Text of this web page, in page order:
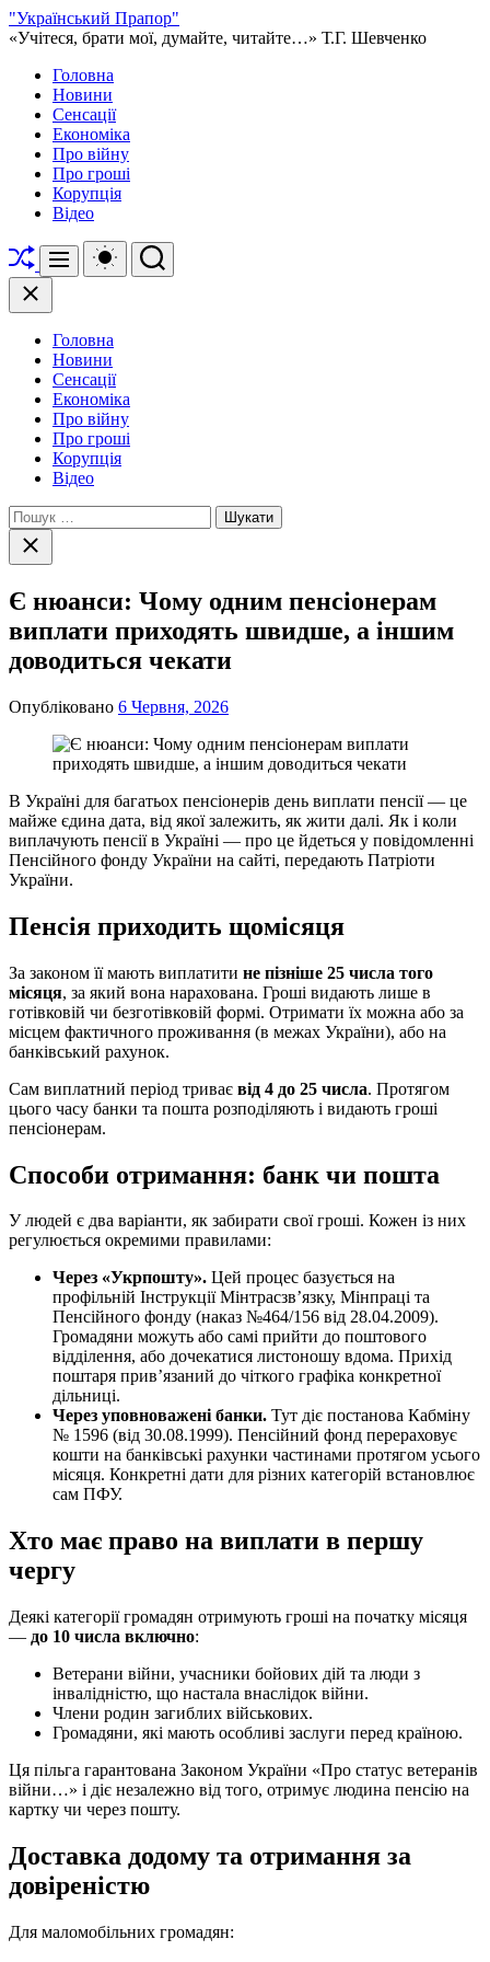
Перейти
до
"Український Прапор"
«Учітеся, брати мої, думайте, читайте…» Т.Г. Шевченко
Головна
Новини
Сенсації
Економіка
Про війну
Про гроші
Корупція
Відео
Перетасувати
Меню
Перемикач
кольорового
Пошук
Закрити
Головна
Новини
Сенсації
Економіка
Про війну
Про гроші
Корупція
Відео
Пошук:
Закрити
пошук
Є нюанси: Чому одним пенсіонерам
виплати приходять швидше, а іншим
доводиться чекати
Опубліковано 6 Червня, 2026
В Україні для багатьох пенсіонерів день виплати пенсії — це
майже єдина дата, від якої залежить, як жити далі. Як і коли
виплачують пенсії в Україні — про це йдеться у повідомленні
Пенсійного фонду України на сайті, передають Патріоти
України.
Пенсія приходить щомісяця
За законом її мають виплатити не пізніше 25 числа того
місяця, за який вона нарахована. Гроші видають лише в
готівковій чи безготівковій формі. Отримати їх можна або за
місцем фактичного проживання (в межах України), або на
банківський рахунок.
Сам виплатний період триває від 4 до 25 числа. Протягом
цього часу банки та пошта розподіляють і видають гроші
пенсіонерам.
Способи отримання: банк чи пошта
У людей є два варіанти, як забирати свої гроші. Кожен із них
регулюється окремими правилами:
Через «Укрпошту». Цей процес базується на
профільній Інструкції Мінтрасзв’язку, Мінпраці та
Пенсійного фонду (наказ №464/156 від 28.04.2009).
Громадяни можуть або самі прийти до поштового
відділення, або дочекатися листоношу вдома. Прихід
поштаря прив’язаний до чіткого графіка конкретної
дільниці.
Через уповноважені банки. Тут діє постанова Кабміну
№ 1596 (від 30.08.1999). Пенсійний фонд перераховує
кошти на банківські рахунки частинами протягом усього
місяця. Конкретні дати для різних категорій встановлює
сам ПФУ.
Хто має право на виплати в першу
чергу
Деякі категорії громадян отримують гроші на початку місяця
— до 10 числа включно:
Ветерани війни, учасники бойових дій та люди з
інвалідністю, що настала внаслідок війни.
Члени родин загиблих військових.
Громадяни, які мають особливі заслуги перед країною.
Ця пільга гарантована Законом України «Про статус ветеранів
війни…» і діє незалежно від того, отримує людина пенсію на
картку чи через пошту.
Доставка додому та отримання за
довіреністю
Для маломобільних громадян: